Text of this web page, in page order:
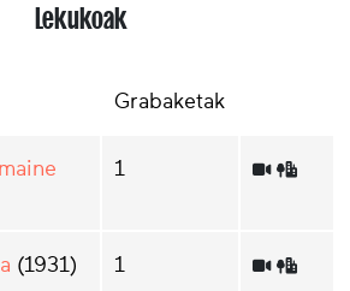
Lekukoak
Grabaketak
1
(1931) 1